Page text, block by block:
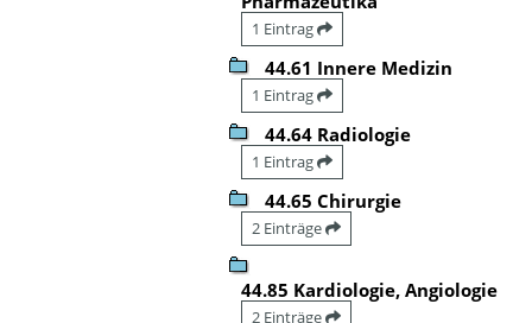
1 Eintrag
44.61 Innere Medizin
1 Eintrag
44.64 Radiologie
1 Eintrag
44.65 Chirurgie
2 Einträge
44.85 Kardiologie, Angiologie
2 Einträge